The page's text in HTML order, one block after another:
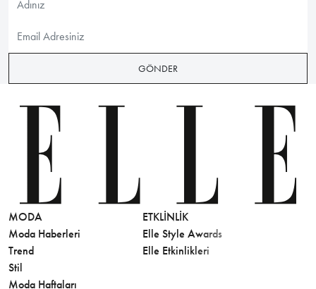
GÖNDER
MODA
Moda Haberleri
Trend
Stil
Moda Haftaları
ETKLINLIK
Elle Style Awards
Elle Etkinlikleri